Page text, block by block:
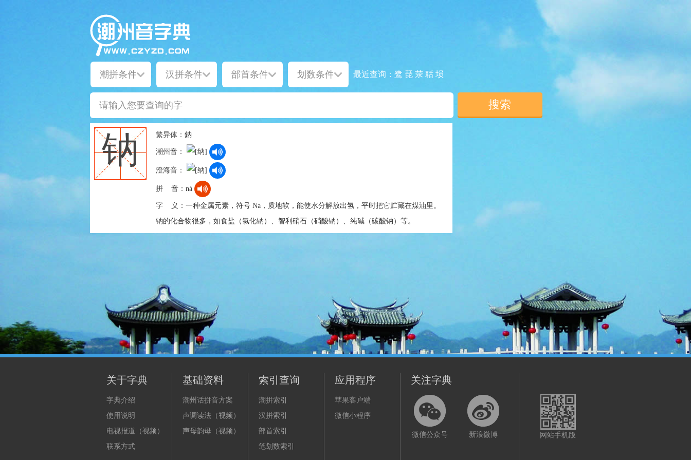
最近查询： 鹭 琵 荥 聒 埙
钠 繁异体： 鈉
潮州音：
澄海音：
拼 音： nà
字 义： 一种金属元素，符号 Na，质地软，能使水分解放出氢，平时把它贮藏在煤油里。
钠的化合物很多，如食盐（氯化钠）、智利硝石（硝酸钠）、纯碱（碳酸钠）等。
关于字典
字典介绍
使用说明
电视报道（视频）
联系方式
基础资料
潮州话拼音方案
声调读法（视频）
声母韵母（视频）
索引查询
潮拼索引
汉拼索引
部首索引
笔划数索引
应用程序
苹果客户端
微信小程序
关注字典
微信公众号 新浪微博 网站手机版